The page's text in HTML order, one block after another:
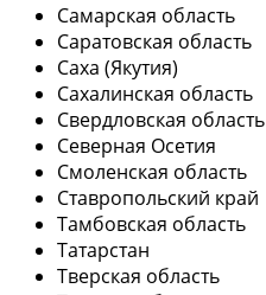
Самарская область
Саратовская область
Саха (Якутия)
Сахалинская область
Свердловская область
Северная Осетия
Смоленская область
Ставропольский край
Тамбовская область
Татарстан
Тверская область